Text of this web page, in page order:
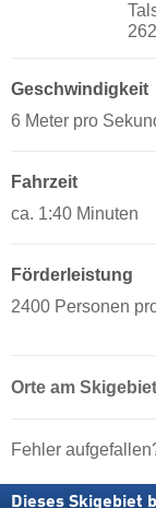
Geschwindigkeit
6 Meter pro
Fahrzeit
ca. 1:40 Minuten
Förderleistung
2400 Personen
Orte am Skigebiet
Fehler
Dieses Skigebiet